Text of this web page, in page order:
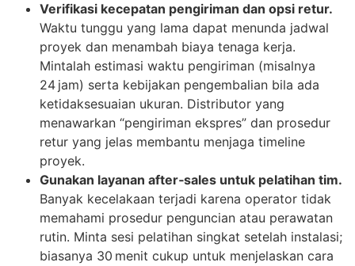
Verifikasi kecepatan pengiriman dan opsi retur.
Waktu tunggu yang lama dapat menunda jadwal
proyek dan menambah biaya tenaga kerja.
Mintalah estimasi waktu pengiriman (misalnya
24 jam) serta kebijakan pengembalian bila ada
ketidaksesuaian ukuran. Distributor yang
menawarkan “pengiriman ekspres” dan prosedur
retur yang jelas membantu menjaga timeline
proyek.
Gunakan layanan after‑sales untuk pelatihan tim.
Banyak kecelakaan terjadi karena operator tidak
memahami prosedur penguncian atau perawatan
rutin. Minta sesi pelatihan singkat setelah instalasi;
biasanya 30 menit cukup untuk menjelaskan cara